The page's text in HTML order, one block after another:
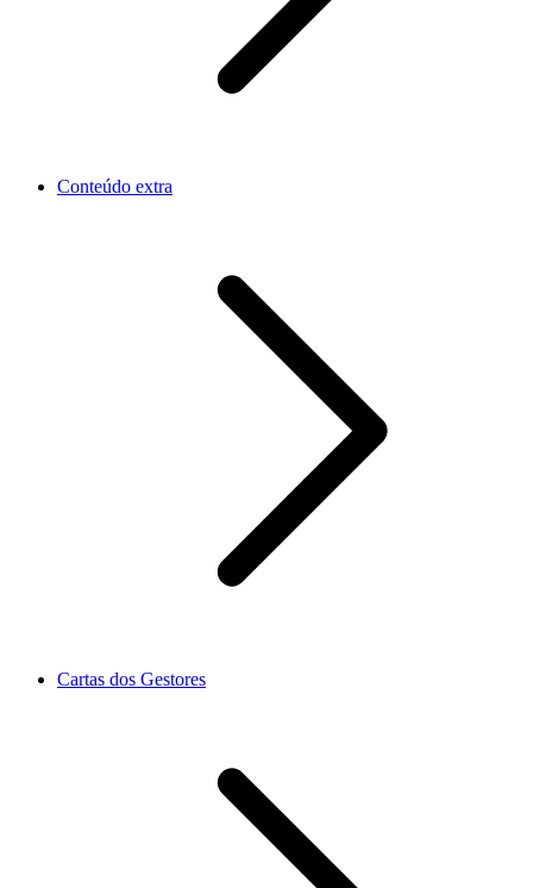
Conteúdo extra
Cartas dos Gestores